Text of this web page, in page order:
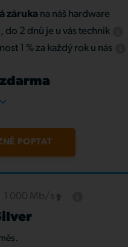
záruka na náš hardware
do 2 dnů je u vás technik
1 % za každý rok u nás
POPTAT